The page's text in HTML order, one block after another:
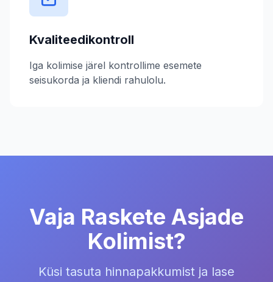
Kvaliteedikontroll
Iga kolimise järel kontrollime esemete
seisukorda ja kliendi rahulolu.
Vaja Raskete Asjade
Kolimist?
Küsi tasuta hinnapakkumist ja lase